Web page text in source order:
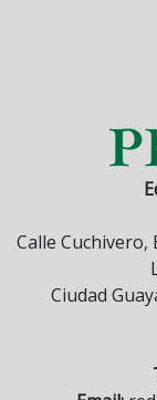
Calle
Ciudad